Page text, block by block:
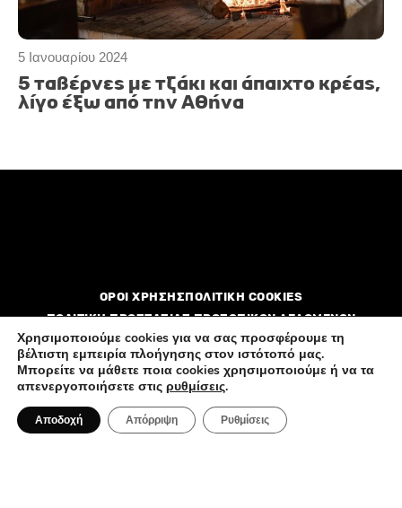
5 Ιανουαρίου 2024
5 ταβέρνες με τζάκι και άπαιχτο κρέας,
λίγο έξω από την Αθήνα
ΟΡΟΙ ΧΡΗΣΗΣΠΟΛΙΤΙΚΗ COOKIES
ΠΟΛΙΤΙΚΗ ΠΡΟΣΤΑΣΙΑΣ ΠΡΟΣΩΠΙΚΩΝ ΔΕΔΟΜΕΝΩΝ
ΔιαφημιστείτεΕπικοινωνίαΠοιοί είμαστε
Χρησιμοποιούμε cookies για να σας προσφέρουμε τη
βέλτιστη εμπειρία πλοήγησης στον ιστότοπό μας.
Μπορείτε να μάθετε ποια cookies χρησιμοποιούμε ή να τα
απενεργοποιήσετε στις ρυθμίσεις.
Αποδοχή Απόρριψη Ρυθμίσεις